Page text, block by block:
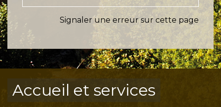
Signaler une erreur sur cette page
Accueil et services